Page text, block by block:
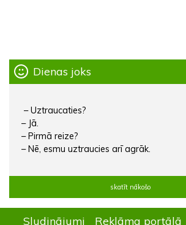
Dienas joks
– Uztraucaties?
– Jā.
– Pirmā reize?
– Nē, esmu uztraucies arī agrāk.
skatīt nākošo
Sludinājumi Reklāma portālā